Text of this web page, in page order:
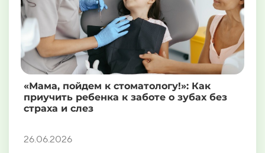
«Мама, пойдем к стоматологу!»: Как
приучить ребенка к заботе о зубах без
страха и слез
26.06.2026